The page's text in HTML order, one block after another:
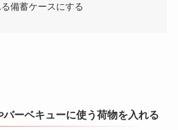
備蓄ケースにする
ーベキューに使う荷物を入れる